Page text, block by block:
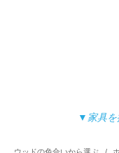
▼家具を